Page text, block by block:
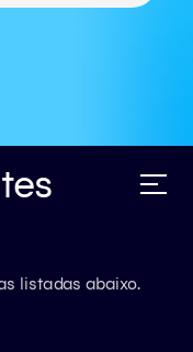
listadas abaixo.